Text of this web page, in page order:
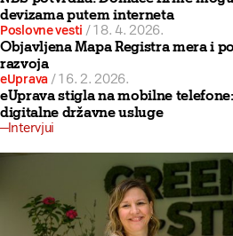
devizama putem interneta
Poslovne vesti /18. 4. 2026.
Objavljena Mapa Registra mera i
razvoja
eUprava /16. 2. 2026.
eUprava stigla na mobilne
digitalne državne usluge
Intervjui